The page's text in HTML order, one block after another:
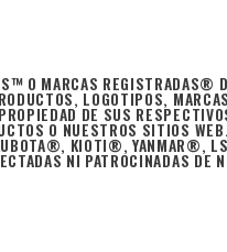
O MARCAS
LOGOTIPOS,
DE SUS
O NUESTROS SITIOS
KIOTI®, YANMAR®,
NI PATROCINADAS DE